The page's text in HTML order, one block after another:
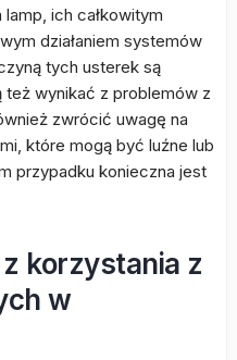
ich całkowitym
działaniem systemów
tych usterek są
też wynikać z problemów z
zwrócić uwagę na
które mogą być luźne lub
przypadku konieczna jest
korzystania z
w